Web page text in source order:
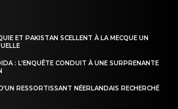
ET PAKISTAN SCELLENT À LA MECQUE UN
: L’ENQUÊTE CONDUIT À UNE SURPRENANTE
RESSORTISSANT NÉERLANDAIS RECHERCHÉ